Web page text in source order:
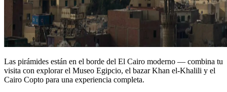
Las pirámides están en el borde del El Cairo moderno — combina tu
visita con explorar el Museo Egipcio, el bazar Khan el-Khalili y el
Cairo Copto para una experiencia completa.